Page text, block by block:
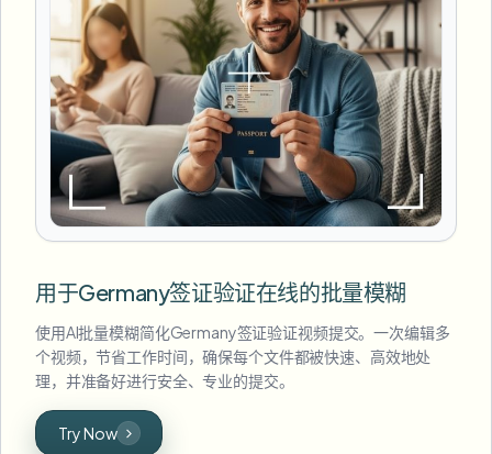
用于Germany签证验证在线的批量模糊
使用AI批量模糊简化Germany签证验证视频提交。一次编辑多
个视频，节省工作时间，确保每个文件都被快速、高效地处
理，并准备好进行安全、专业的提交。
Try Now